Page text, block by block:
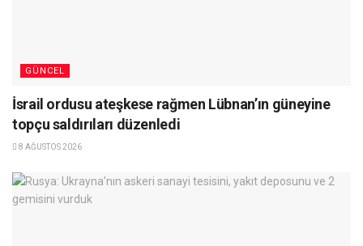
GÜNCEL
İsrail ordusu ateşkese rağmen Lübnan’ın güneyine
topçu saldırıları düzenledi
8 AĞUSTOS 2026